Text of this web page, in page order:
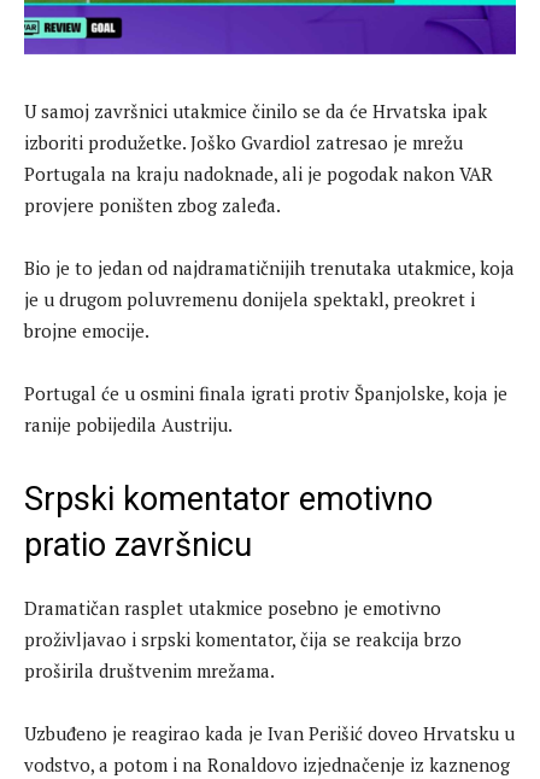
U samoj završnici utakmice činilo se da će Hrvatska ipak
izboriti produžetke. Joško Gvardiol zatresao je mrežu
Portugala na kraju nadoknade, ali je pogodak nakon VAR
provjere poništen zbog zaleđa.
Bio je to jedan od najdramatičnijih trenutaka utakmice, koja
je u drugom poluvremenu donijela spektakl, preokret i
brojne emocije.
Portugal će u osmini finala igrati protiv Španjolske, koja je
ranije pobijedila Austriju.
Srpski komentator emotivno
pratio završnicu
Dramatičan rasplet utakmice posebno je emotivno
proživljavao i srpski komentator, čija se reakcija brzo
proširila društvenim mrežama.
Uzbuđeno je reagirao kada je Ivan Perišić doveo Hrvatsku u
vodstvo, a potom i na Ronaldovo izjednačenje iz kaznenog